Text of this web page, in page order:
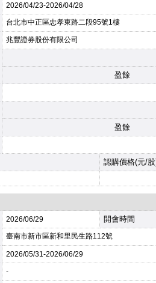
2026/04/23-2026/04/28
台北市中正區忠孝東路二段95號1樓
兆豐證券股份有限公司
盈餘
盈餘
認購價格(元/
2026/06/29
開會時間
臺南市新市區新和里民生路112號
2026/05/31-2026/06/29
-